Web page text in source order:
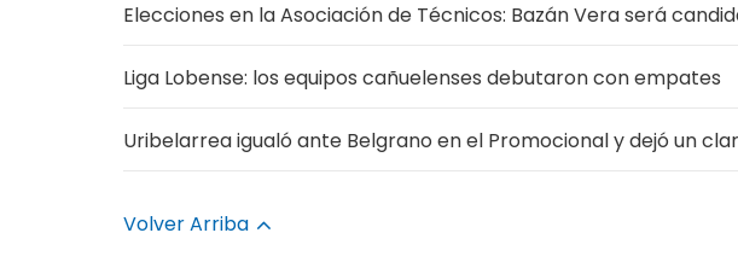
Elecciones en la Asociación de Técnicos: Bazán Vera será
Liga Lobense: los equipos cañuelenses debutaron con empates
Uribelarrea igualó ante Belgrano en el Promocional y dejó un
Volver Arriba